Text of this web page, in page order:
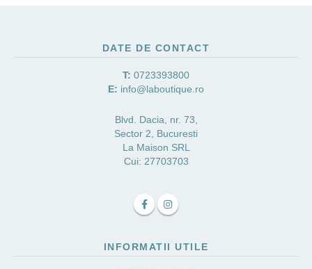
DATE DE CONTACT
T: 0723393800
E: info@laboutique.ro
Blvd. Dacia, nr. 73,
Sector 2, Bucuresti
La Maison SRL
Cui: 27703703
INFORMATII UTILE